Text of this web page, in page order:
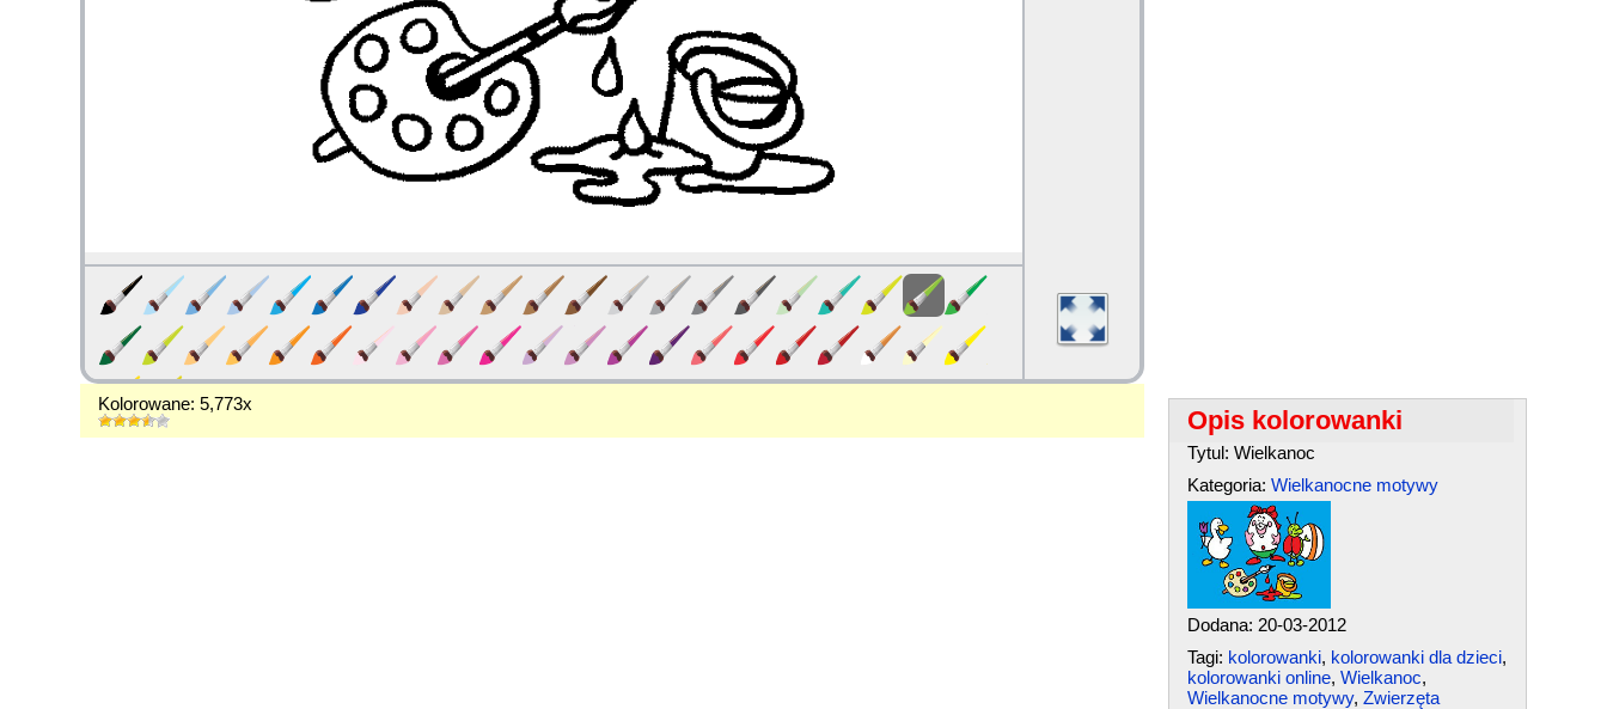
Kolorowane: 5,773x
Opis kolorowanki
Tytul: Wielkanoc
Kategoria: Wielkanocne motywy
Dodana: 20-03-2012
Tagi: kolorowanki, kolorowanki dla dzieci,
kolorowanki online, Wielkanoc,
Wielkanocne motywy, Zwierzęta